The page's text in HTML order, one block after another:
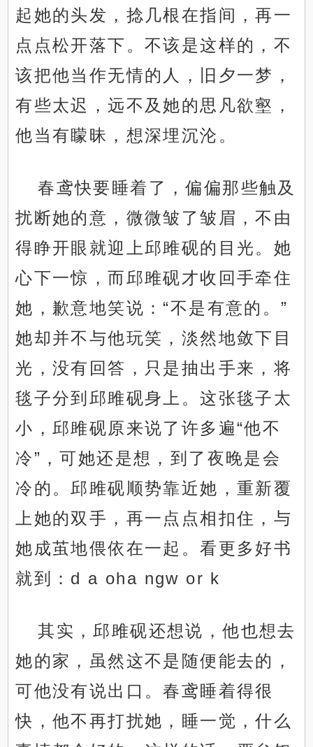
起她的头发，捻几根在指间，再一
点点松开落下。不该是这样的，不
该把他当作无情的人，旧夕一梦，
有些太迟，远不及她的思凡欲壑，
他当有矇昧，想深埋沉沦。
春鸢快要睡着了，偏偏那些触及
扰断她的意，微微皱了皱眉，不由
得睁开眼就迎上邱雎砚的目光。她
心下一惊，而邱雎砚才收回手牵住
她，歉意地笑说：“不是有意的。”
她却并不与他玩笑，淡然地敛下目
光，没有回答，只是抽出手来，将
毯子分到邱雎砚身上。这张毯子太
小，邱雎砚原来说了许多遍“他不
冷”，可她还是想，到了夜晚是会
冷的。邱雎砚顺势靠近她，重新覆
上她的双手，再一点点相扣住，与
她成茧地偎依在一起。看更多好书
就到：d a oha ngw or k
其实，邱雎砚还想说，他也想去
她的家，虽然这不是随便能去的，
可他没有说出口。春鸢睡着得很
快，他不再打扰她，睡一觉，什么